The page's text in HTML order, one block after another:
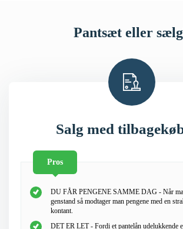
Pantsæt eller
Salg med
Pros
DU FÅR PENGENE SAMME DAG - Når
genstand så modtager man pengene med en
kontant.
DET ER LET - Fordi et pantelån udelukkende